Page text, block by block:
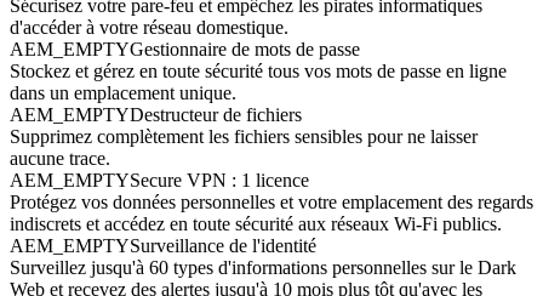
Sécurisez votre pare-feu et empêchez les pirates informatiques
d'accéder à votre réseau domestique.
AEM_EMPTYGestionnaire de mots de passe
Stockez et gérez en toute sécurité tous vos mots de passe en ligne
dans un emplacement unique.
AEM_EMPTYDestructeur de fichiers
Supprimez complètement les fichiers sensibles pour ne laisser
aucune trace.
AEM_EMPTYSecure VPN : 1 licence
Protégez vos données personnelles et votre emplacement des regards
indiscrets et accédez en toute sécurité aux réseaux Wi-Fi publics.
AEM_EMPTYSurveillance de l'identité
Surveillez jusqu'à 60 types d'informations personnelles sur le Dark
Web et recevez des alertes jusqu'à 10 mois plus tôt qu'avec les